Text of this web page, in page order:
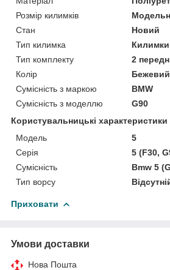
Розмір килимків
Стан
Новий
Тип килимка
Тип комплекту
2
Колір
Бежевий
Сумісність з маркою
BMW
Сумісність з моделлю
G90
Користувальницькі характеристики
Мoдель
5
Серія
5 (F30,
Сумісність
Bmw 5
Тип ворсу
Приховати
Умови доставки
Нова Пошта